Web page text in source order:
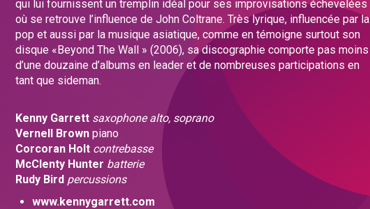
qui lui fournissent un tremplin idéal pour ses improvisations échevelées
où se retrouve l’influence de John Coltrane. Très lyrique, influencée par la
pop et aussi par la musique asiatique, comme en témoigne surtout son
disque «Beyond The Wall » (2006), sa discographie comporte pas moins
d’une douzaine d’albums en leader et de nombreuses participations en
tant que sideman.
Kenny Garrett saxophone alto, soprano
Vernell Brown piano
Corcoran Holt contrebasse
McClenty Hunter batterie
Rudy Bird percussions
www.kennygarrett.com